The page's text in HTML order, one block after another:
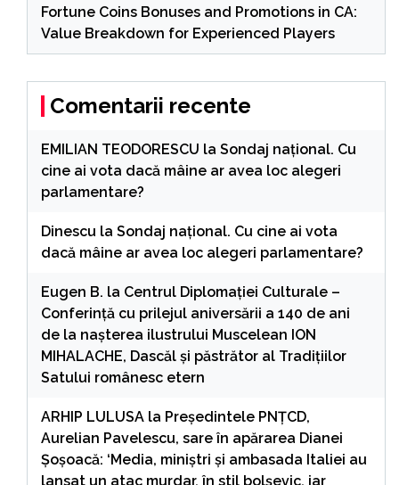
Fortune Coins Bonuses and Promotions in CA:
Value Breakdown for Experienced Players
Comentarii recente
EMILIAN TEODORESCU la Sondaj național. Cu
cine ai vota dacă mâine ar avea loc alegeri
parlamentare?
Dinescu la Sondaj național. Cu cine ai vota
dacă mâine ar avea loc alegeri parlamentare?
Eugen B. la Centrul Diplomației Culturale –
Conferință cu prilejul aniversării a 140 de ani
de la nașterea ilustrului Muscelean ION
MIHALACHE, Dascăl și păstrător al Tradițiilor
Satului românesc etern
ARHIP LULUSA la Președintele PNȚCD,
Aurelian Pavelescu, sare în apărarea Dianei
Șoșoacă: ‘Media, miniștri și ambasada Italiei au
lansat un atac murdar, în stil bolșevic, iar